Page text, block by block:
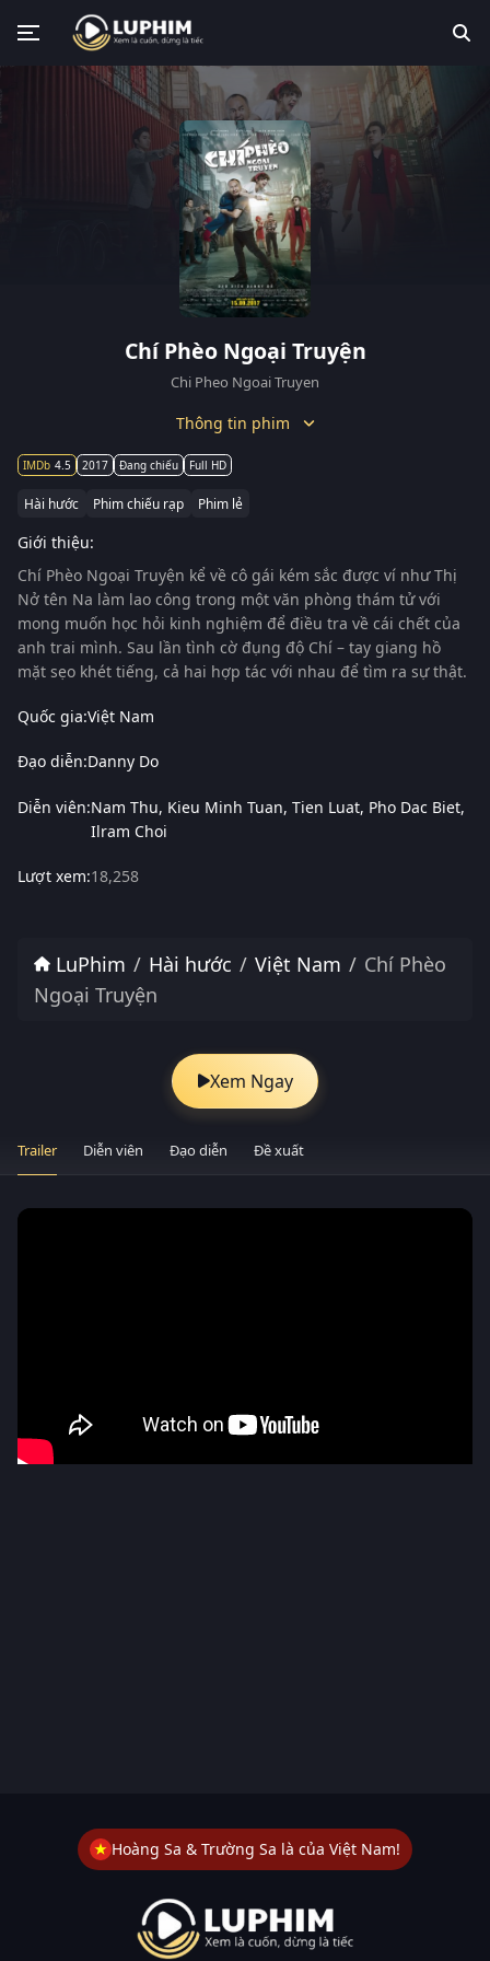
Chí Phèo Ngoại Truyện
Chi Pheo Ngoai Truyen
Thông tin phim
4.5 2017 Đang chiếu Full HD
Hài hước Phim chiếu rạp Phim lẻ
Giới thiệu:
Chí Phèo Ngoại Truyện kể về cô gái kém sắc được ví như Thị
Nở tên Na làm lao công trong một văn phòng thám tử với
mong muốn học hỏi kinh nghiệm để điều tra về cái chết của
anh trai mình. Sau lần tình cờ đụng độ Chí – tay giang hồ
mặt sẹo khét tiếng, cả hai hợp tác với nhau để tìm ra sự thật.
Quốc gia:Việt Nam
Đạo diễn:Danny Do
Diễn viên:Nam Thu Kieu Minh Tuan Tien Luat Pho Dac Biet
Ilram Choi
Lượt xem:18,258
LuPhim Hài hước Việt Nam
Chí Phèo
Ngoại Truyện
Xem Ngay
Trailer Diễn viên Đạo diễn Đề xuất
Hoàng Sa & Trường Sa là của Việt Nam!